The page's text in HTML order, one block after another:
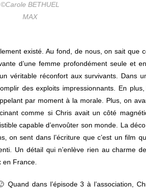
©Carole BETHUEL
MAX
existé. Au fond, de nous, on sait que
d’une femme profondément seule et
véritable réconfort aux survivants. Dans
des exploits impressionnants. En
par moment à la morale. Plus, on
comme si Chris avait un côté
capable d’envoûter son monde. La
on sent dans l’écriture que c’est un film
Un détail qui n’enlève rien au charme
en France.
dans l’épisode 3 à l’association,